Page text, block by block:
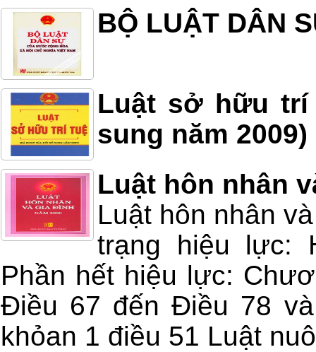
BỘ LUẬT DÂN
Luật sở hữu trí
sung năm 2009)
Luật hôn nhân
Luật hôn nhân
trạng hiệu lực:
Phần hết hiệu lực:
Điều 67 đến Điều 78
khỏan 1 điều 51 Luật